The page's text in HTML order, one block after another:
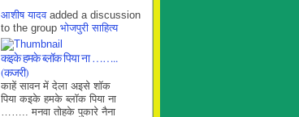
आशीष यादवadded a discussion
to the group भोजपुरी साहित्य
कइके हमके ब्लाॅक पिया ना ……..
(कजरी)
काहें सावन में देला अइसे शॉक
पिया कइके हमके ब्लाॅक पिया ना
…….. मनवा तोहके पुकारे नैना